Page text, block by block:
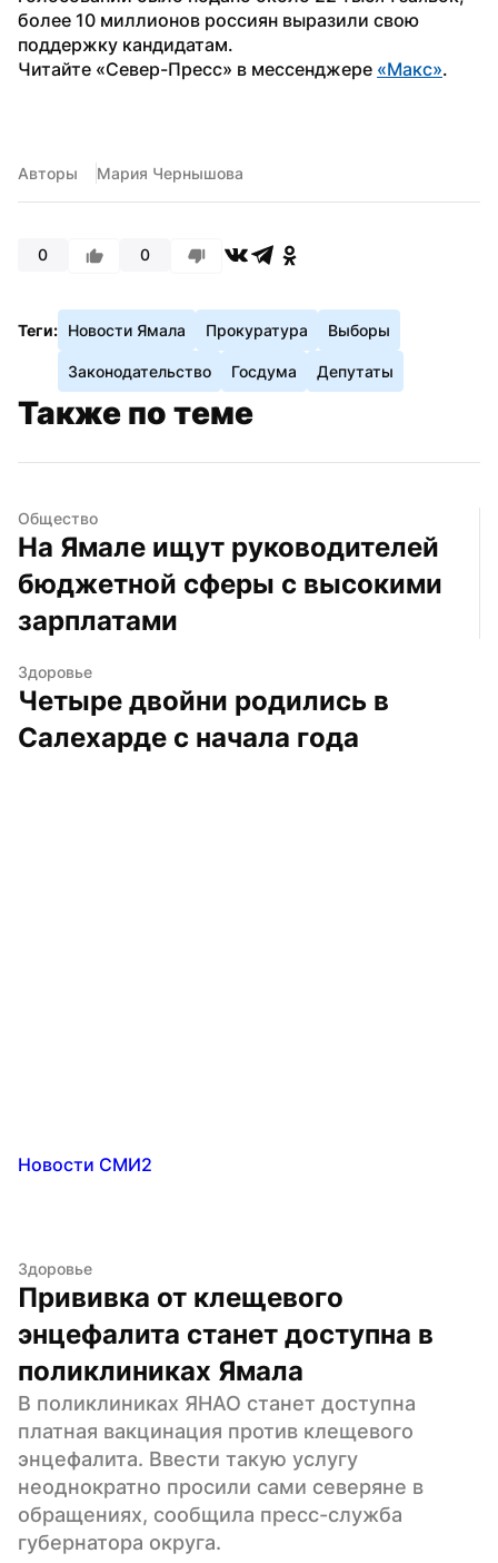
более 10 миллионов россиян выразили свою
поддержку кандидатам.
Читайте «Север-Пресс» в мессенджере «Макс».
Авторы Мария Чернышова
0 0
Теги: Новости Ямала Прокуратура Выборы
Законодательство Госдума Депутаты
Также по теме
Общество
На Ямале ищут руководителей
бюджетной сферы с высокими
зарплатами
Здоровье
Четыре двойни родились в
Салехарде с начала года
Новости СМИ2
Здоровье
Прививка от клещевого
энцефалита станет доступна в
поликлиниках Ямала
В поликлиниках ЯНАО станет доступна
платная вакцинация против клещевого
энцефалита. Ввести такую услугу
неоднократно просили сами северяне в
обращениях, сообщила пресс-служба
губернатора округа.